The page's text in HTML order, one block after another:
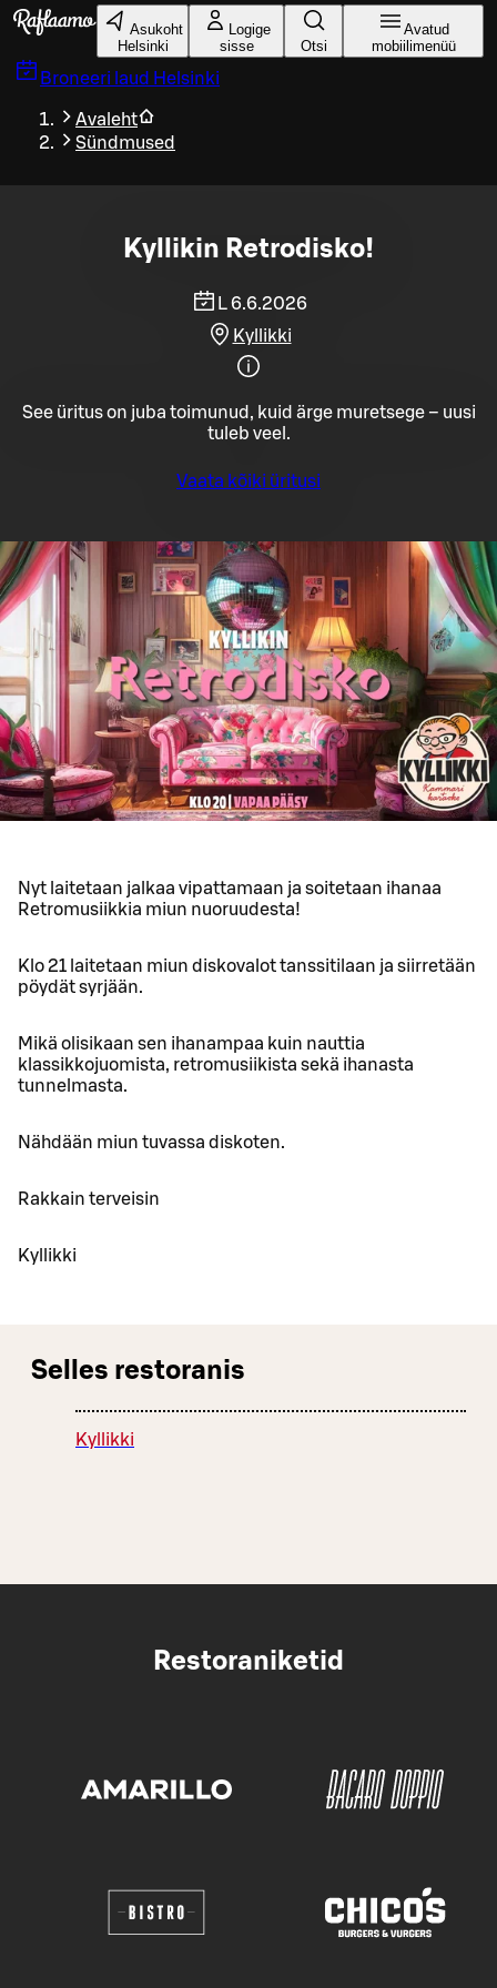
Liigu peamise sisu juurde
Asukoht
Helsinki
Logige
sisse
Otsi
Avatud
mobiilimenüü
Broneeri laud Helsinki
Avaleht
Sündmused
Kyllikin Retrodisko!
L 6.6.2026
Kyllikki
See üritus on juba toimunud, kuid ärge muretsege – uusi
tuleb veel.
Vaata kõiki üritusi
Nyt laitetaan jalkaa vipattamaan ja soitetaan ihanaa
Retromusiikkia miun nuoruudesta!
Klo 21 laitetaan miun diskovalot tanssitilaan ja siirretään
pöydät syrjään.
Mikä olisikaan sen ihanampaa kuin nauttia
klassikkojuomista, retromusiikista sekä ihanasta
tunnelmasta.
Nähdään miun tuvassa diskoten.
Rakkain terveisin
Kyllikki
Selles restoranis
Kyllikki
Restoraniketid